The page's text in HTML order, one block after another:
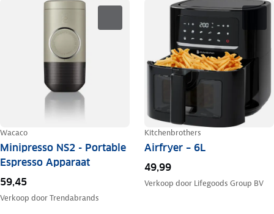
Wacaco
Minipresso NS2 - Portable
Espresso Apparaat
59,45
Verkoop doorTrendabrands
Kitchenbrothers
Airfryer – 6L
49,99
Verkoop door Lifegoods Group BV